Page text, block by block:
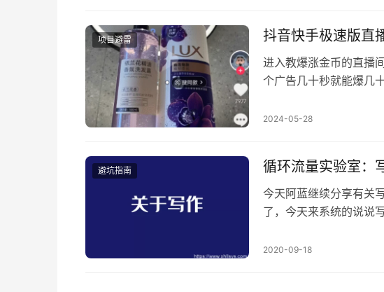
项目避雷 抖音快手极速版直
进入教爆涨金币的直播
个广告几十秒就能爆几
爆金币，然后加微信，
2024-05-28
避坑指南 循环流量实验室：
今天阿蓝继续分享有关
了，今天来系统的说说
那么就会涉及到抢夺用
2020-09-18